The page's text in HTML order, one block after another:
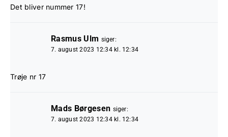
Det bliver nummer 17!
Rasmus Ulm siger:
7. august 2023 12:34 kl. 12:34
Trøje nr 17
Mads Børgesen siger:
7. august 2023 12:34 kl. 12:34